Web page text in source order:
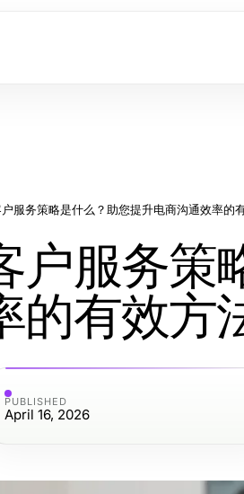
服务策略是什么？助您提升电商沟通效率的
户服务策
的有效方
PUBLISHED
April 16, 2026